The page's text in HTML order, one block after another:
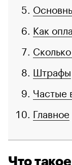
Как
Штрафы
Частые
Главное
Что